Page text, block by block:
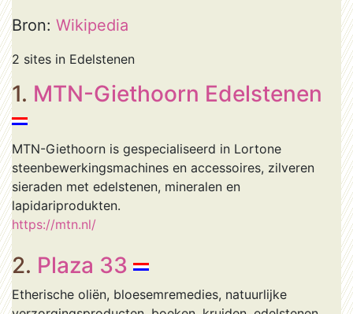
Bron: Wikipedia
2 sites in Edelstenen
1. MTN-Giethoorn Edelstenen
MTN-Giethoorn is gespecialiseerd in Lortone
steenbewerkingsmachines en accessoires, zilveren
sieraden met edelstenen, mineralen en
lapidariprodukten.
https://mtn.nl/
2. Plaza 33
Etherische oliën, bloesemremedies, natuurlijke